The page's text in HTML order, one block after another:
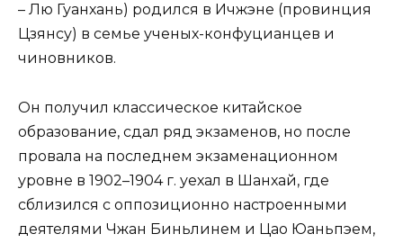
– Лю Гуанхань) родился в Ичжэне (провинция
Цзянсу) в семье ученых-конфуцианцев и
чиновников.
Он получил классическое китайское
образование, сдал ряд экзаменов, но после
провала на последнем экзаменационном
уровне в 1902–1904 г. уехал в Шанхай, где
сблизился с оппозиционно настроенными
деятелями Чжан Биньлинем и Цао Юаньпэем,